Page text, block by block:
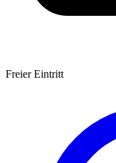
Freier Eintritt